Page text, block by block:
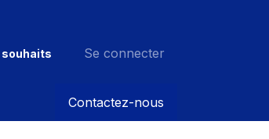
souhaits Se connecter
Contactez-nous